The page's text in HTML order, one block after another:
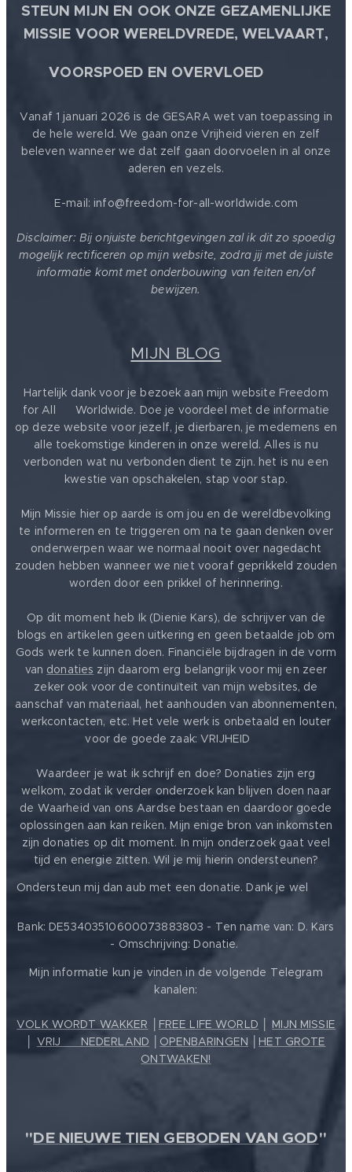
STEUN MIJN EN OOK ONZE GEZAMENLIJKE
MISSIE VOOR WERELDVREDE, WELVAART,
VOORSPOED EN OVERVLOED
Vanaf 1 januari 2026 is de GESARA wet van toepassing in
de hele wereld. We gaan onze Vrijheid vieren en zelf
beleven wanneer we dat zelf gaan doorvoelen in al onze
aderen en vezels.
E-mail: info@freedom-for-all-worldwide.com
Disclaimer: Bij onjuiste berichtgevingen zal ik dit zo spoedig
mogelijk rectificeren op mijn website, zodra jij met de juiste
informatie komt met onderbouwing van feiten en/of
bewijzen.
MIJN BLOG
Hartelijk dank voor je bezoek aan mijn website Freedom
for All ❤️ Worldwide. Doe je voordeel met de informatie
op deze website voor jezelf, je dierbaren, je medemens en
alle toekomstige kinderen in onze wereld. Alles is nu
verbonden wat nu verbonden dient te zijn. het is nu een
kwestie van opschakelen, stap voor stap.
Mijn Missie hier op aarde is om jou en de wereldbevolking
te informeren en te triggeren om na te gaan denken over
onderwerpen waar we normaal nooit over nagedacht
zouden hebben wanneer we niet vooraf geprikkeld zouden
worden door een prikkel of herinnering.
Op dit moment heb Ik (Dienie Kars), de schrijver van de
blogs en artikelen geen uitkering en geen betaalde job om
Gods werk te kunnen doen. Financiële bijdragen in de vorm
van donaties zijn daarom erg belangrijk voor mij en zeer
zeker ook voor de continuïteit van mijn websites, de
aanschaf van materiaal, het aanhouden van abonnementen,
werkcontacten, etc. Het vele werk is onbetaald en louter
voor de goede zaak: VRIJHEID ❤️
Waardeer je wat ik schrijf en doe? Donaties zijn erg
welkom, zodat ik verder onderzoek kan blijven doen naar
de Waarheid van ons Aardse bestaan en daardoor goede
oplossingen aan kan reiken. Mijn enige bron van inkomsten
zijn donaties op dit moment. In mijn onderzoek gaat veel
tijd en energie zitten. Wil je mij hierin ondersteunen?
Ondersteun mij dan aub met een donatie. Dank je wel
Bank: DE53403510600073883803 - Ten name van: D. Kars
- Omschrijving: Donatie.
Mijn informatie kun je vinden in de volgende Telegram
kanalen:
VOLK WORDT WAKKER FREE LIFE WORLD
MIJN MISSIE
VRIJ ❤️ NEDERLAND OPENBARINGEN
HET GROTE
ONTWAKEN!
"DE NIEUWE TIEN GEBODEN VAN GOD"